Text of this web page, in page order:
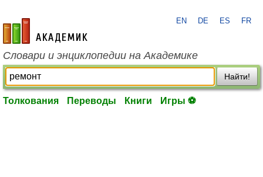
academic.ru
EN DE ES FR
Словари и энциклопедии на Академике
Найти!
Толкования Переводы Книги Игры ⚽